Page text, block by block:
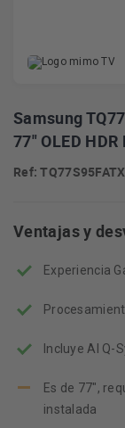
Samsung
77" OLED
Ref:
Ventajas y
Experiencia
Incluye AI Q-
Es de 77",
instalada